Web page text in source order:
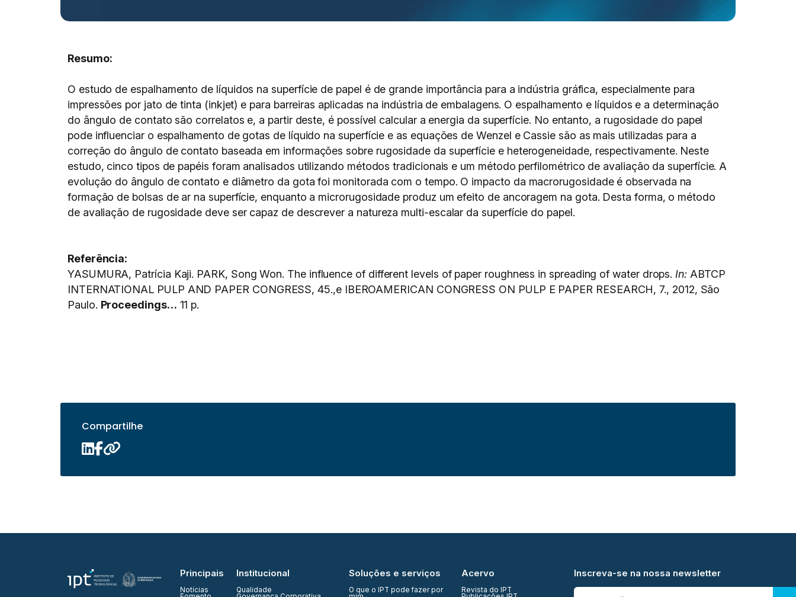
Resumo:
O estudo de espalhamento de líquidos na superfície de papel é de grande importância para a indústria gráfica, especialmente para
impressões por jato de tinta (inkjet) e para barreiras aplicadas na indústria de embalagens. O espalhamento e líquidos e a determinação
do ângulo de contato são correlatos e, a partir deste, é possível calcular a energia da superfície. No entanto, a rugosidade do papel
pode influenciar o espalhamento de gotas de líquido na superfície e as equações de Wenzel e Cassie são as mais utilizadas para a
correção do ângulo de contato baseada em informações sobre rugosidade da superfície e heterogeneidade, respectivamente. Neste
estudo, cinco tipos de papéis foram analisados utilizando métodos tradicionais e um método perfilométrico de avaliação da superfície. A
evolução do ângulo de contato e diâmetro da gota foi monitorada com o tempo. O impacto da macrorugosidade é observada na
formação de bolsas de ar na superfície, enquanto a microrugosidade produz um efeito de ancoragem na gota. Desta forma, o método
de avaliação de rugosidade deve ser capaz de descrever a natureza multi-escalar da superfície do papel.
Referência:
YASUMURA, Patrícia Kaji. PARK, Song Won. The influence of different levels of paper roughness in spreading of water drops. In: ABTCP
INTERNATIONAL PULP AND PAPER CONGRESS, 45.,e IBEROAMERICAN CONGRESS ON PULP E PAPER RESEARCH, 7., 2012, São
Paulo. Proceedings… 11 p.
Compartilhe
Principais
Notícias
Institucional
Qualidade
Soluções e serviços
O que o IPT pode fazer por
Acervo
Revista do IPT
Inscreva-se na nossa newsletter